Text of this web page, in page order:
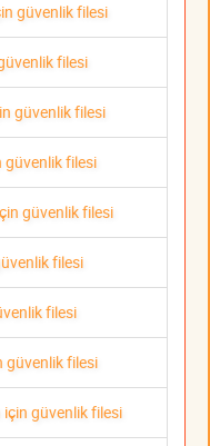
güvenlik filesi
filesi
güvenlik filesi
güvenlik filesi
güvenlik filesi
filesi
filesi
güvenlik filesi
güvenlik filesi